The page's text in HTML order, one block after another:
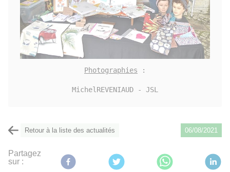
Photographies :
MichelREVENIAUD - JSL
Retour à la liste des actualités 06/08/2021
Partagez
sur :